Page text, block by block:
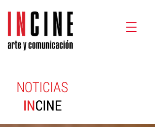
NOTICIAS
INCINE